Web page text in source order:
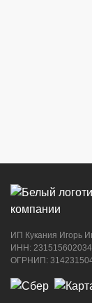
г.
8 (964)
ИП Кукания Игорь
ИНН: 231515602034
ОГРНИП: